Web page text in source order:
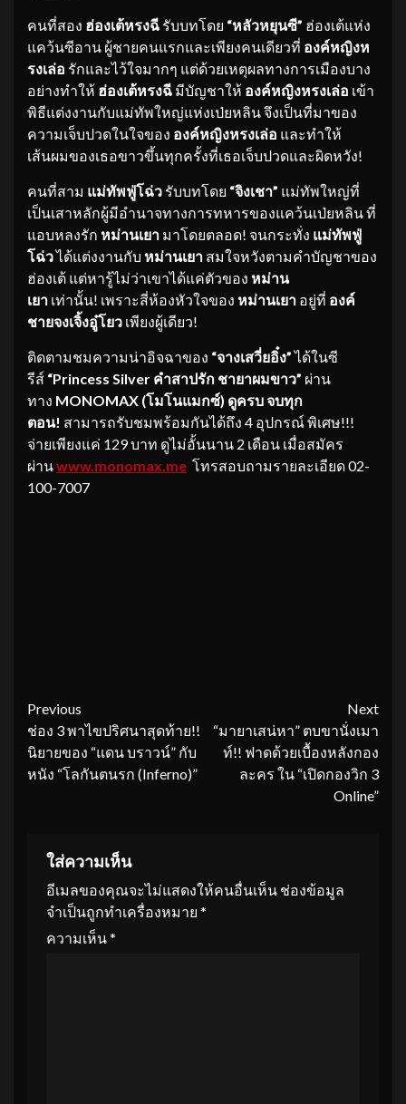
คนที่สอง ฮ่องเต้หรงฉี รับบทโดย “หลัวหยุนซี” ฮ่องเต้แห่ง
แคว้นซีอาน ผู้ชายคนแรกและเพียงคนเดียวที่ องค์หญิงห
รงเล่อ รักและไว้ใจมากๆ แต่ด้วยเหตุผลทางการเมืองบาง
อย่างทำให้ ฮ่องเต้หรงฉี มีบัญชาให้ องค์หญิงหรงเล่อ เข้า
พิธีแต่งงานกับแม่ทัพใหญ่แห่งเป่ยหลิน จึงเป็นที่มาของ
ความเจ็บปวดในใจของ องค์หญิงหรงเล่อ และทำให้
เส้นผมของเธอขาวขึ้นทุกครั้งที่เธอเจ็บปวดและผิดหวัง!
คนที่สาม แม่ทัพฟู่โฉ่ว รับบทโดย “จิงเชา” แม่ทัพใหญ่ที่
เป็นเสาหลักผู้มีอำนาจทางการทหารของแคว้นเป่ยหลิน ที่
แอบหลงรัก หม่านเยา มาโดยตลอด! จนกระทั่ง แม่ทัพฟู่
โฉ่วได้แต่งงานกับ หม่านเยา สมใจหวังตามคำบัญชาของ
ฮ่องเต้ แต่หารู้ไม่ว่าเขาได้แค่ตัวของ หม่าน
เยา เท่านั้น! เพราะสี่ห้องหัวใจของ หม่านเยา อยู่ที่ องค์
ชายจงเจิ้งอู๋โยว เพียงผู้เดียว!
ติดตามชมความน่าอิจฉาของ “จางเสวี่ยอิ๋ง”ได้ในซี
รีส์ “Princess Silver คำสาปรัก ชายาผมขาว” ผ่าน
ทาง MONOMAX (โมโนแมกซ์) ดูครบ จบทุก
ตอน! สามารถรับชมพร้อมกันได้ถึง 4 อุปกรณ์ พิเศษ!!!
จ่ายเพียงแค่ 129 บาท ดูไม่อั้นนาน 2 เดือน เมื่อสมัคร
ผ่านwww.monomax.me โทรสอบถามรายละเอียด 02-
100-7007
Continue
Reading
Previous
ช่อง 3 พาไขปริศนาสุดท้าย!!
นิยายของ “แดน บราวน์” กับ
หนัง “โลกันตนรก (Inferno)”
Next
“มายาเสน่หา” ตบขานั่งเมา
ท์!! ฟาดด้วยเบื้องหลังกอง
ละคร ใน “เปิดกองวิก 3
Online”
ใส่ความเห็น
อีเมลของคุณจะไม่แสดงให้คนอื่นเห็น ช่องข้อมูล
จำเป็นถูกทำเครื่องหมาย *
ความเห็น*